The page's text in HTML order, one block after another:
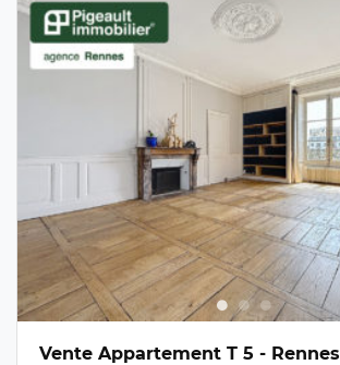
Vente Appartement T 5 - Rennes